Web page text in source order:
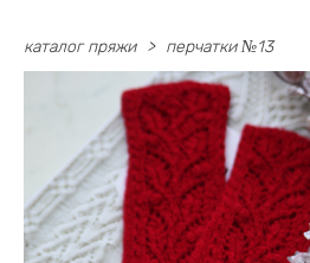
каталог пряжи > перчатки №13